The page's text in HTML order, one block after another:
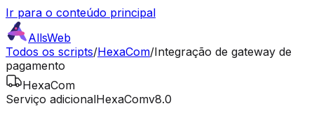
Ir para o conteúdo principal
AllsWeb
Todos os scripts/HexaCom/Integração de gateway de
pagamento
HexaCom
Serviço adicionalHexaComv8.0